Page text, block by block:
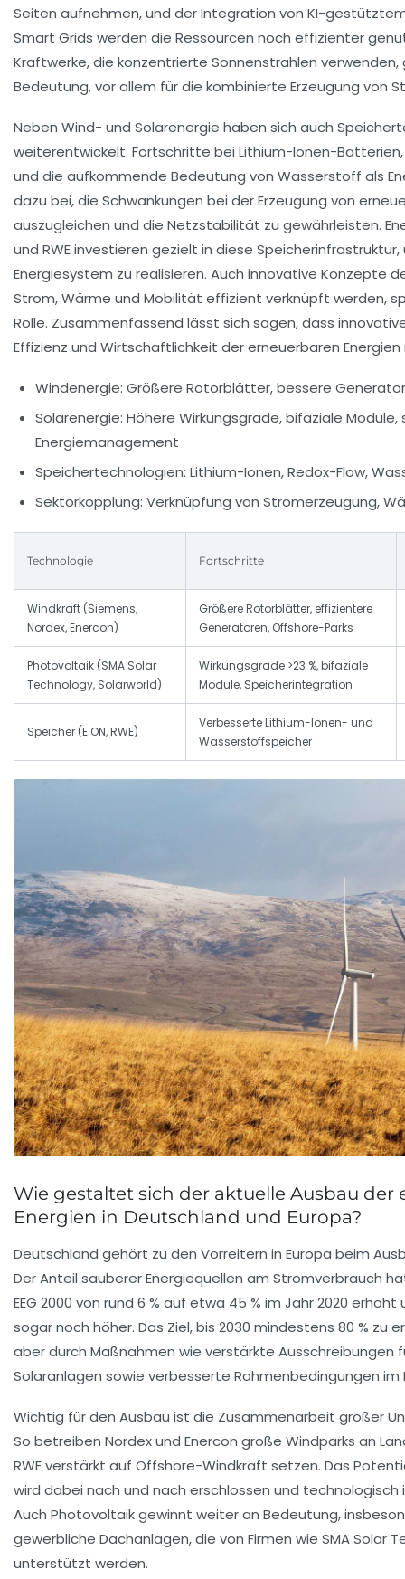
Seiten aufnehmen, und der Integration von KI-
Smart Grids werden die Ressourcen noch effizienter
Kraftwerke, die konzentrierte Sonnenstrahlen
Bedeutung, vor allem für die kombinierte Erzeugung von
Neben Wind- und Solarenergie haben sich auch
weiterentwickelt. Fortschritte bei Lithium-Ionen-
und die aufkommende Bedeutung von Wasserstoff als
dazu bei, die Schwankungen bei der Erzeugung von
auszugleichen und die Netzstabilität zu gewährleisten.
und RWE investieren gezielt in diese
Energiesystem zu realisieren. Auch innovative Konzepte
Strom, Wärme und Mobilität effizient verknüpft werden,
Rolle. Zusammenfassend lässt sich sagen, dass
Effizienz und Wirtschaftlichkeit der erneuerbaren
Windenergie: Größere Rotorblätter, bessere
Solarenergie: Höhere Wirkungsgrade, bifaziale
Energiemanagement
Speichertechnologien: Lithium-Ionen, Redox-Flow,
Sektorkopplung: Verknüpfung von Stromerzeugung,
Technologie Fortschritte
Windkraft (Siemens,
Nordex, Enercon)
Größere Rotorblätter, effizientere
Generatoren, Offshore-Parks
Photovoltaik (SMA Solar
Technology, Solarworld)
Wirkungsgrade >23 %, bifaziale
Module, Speicherintegration
Speicher (E.ON, RWE)
Verbesserte Lithium-Ionen- und
Wasserstoffspeicher
Wie gestaltet sich der aktuelle Ausbau der
Energien in Deutschland und Europa?
Deutschland gehört zu den Vorreitern in Europa beim
Der Anteil sauberer Energiequellen am Stromverbrauch
EEG 2000 von rund 6 % auf etwa 45 % im Jahr 2020
sogar noch höher. Das Ziel, bis 2030 mindestens 80 % zu
aber durch Maßnahmen wie verstärkte Ausschreibungen
Solaranlagen sowie verbesserte Rahmenbedingungen im
Wichtig für den Ausbau ist die Zusammenarbeit großer
So betreiben Nordex und Enercon große Windparks an
RWE verstärkt auf Offshore-Windkraft setzen. Das
wird dabei nach und nach erschlossen und
Auch Photovoltaik gewinnt weiter an Bedeutung,
gewerbliche Dachanlagen, die von Firmen wie SMA Solar
unterstützt werden.